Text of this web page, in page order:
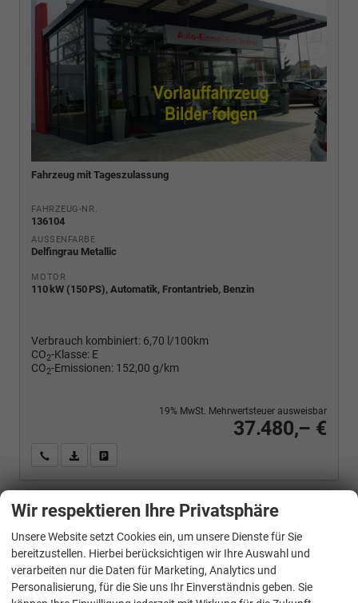
Fahrzeug mit Tageszulassung
FAHRZEUG-NR.
136104
AUSSENFARBE
Delfingrau Metallic
MOTOR
110 kW (150 PS), Automatik, Frontantrieb, Benzin
Verbrauch kombiniert: 6,70 l/100km
CO2-Klasse: E
CO2-Emissionen: 152,00 g/km
37.480,– €
19% MwSt. Mehrwertsteuer ausweisbar
Wir rufen Sie anPDF-Fahrzeugexposé drucken
Volkswagen Tiguan
Wir respektieren Ihre Privatsphäre
Unsere Website setzt Cookies ein, um unsere Dienste für Sie
bereitzustellen. Hierbei berücksichtigen wir Ihre Auswahl und
verarbeiten nur die Daten für Marketing, Analytics und
Personalisierung, für die Sie uns Ihr Einverständnis geben. Sie